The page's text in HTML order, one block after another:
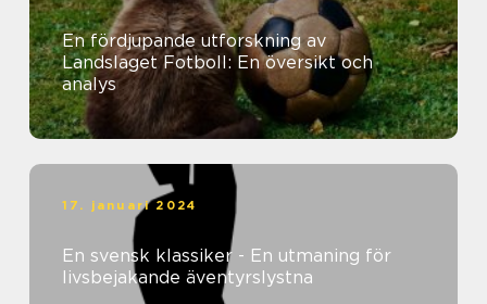
En fördjupande utforskning av
Landslaget Fotboll: En översikt och
analys
17. januari 2024
En svensk klassiker - En utmaning för
livsbejakande äventyrslystna